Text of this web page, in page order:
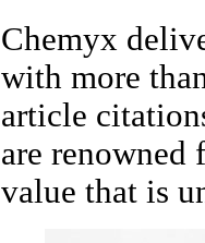
Chemyx
with more
article
are
value that is